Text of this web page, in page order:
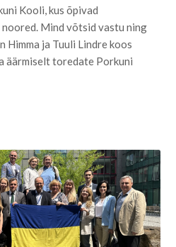
Kooli, kus õpivad
Mind võtsid vastu ning
Himma ja Tuuli Lindre koos
äärmiselt toredate Porkuni